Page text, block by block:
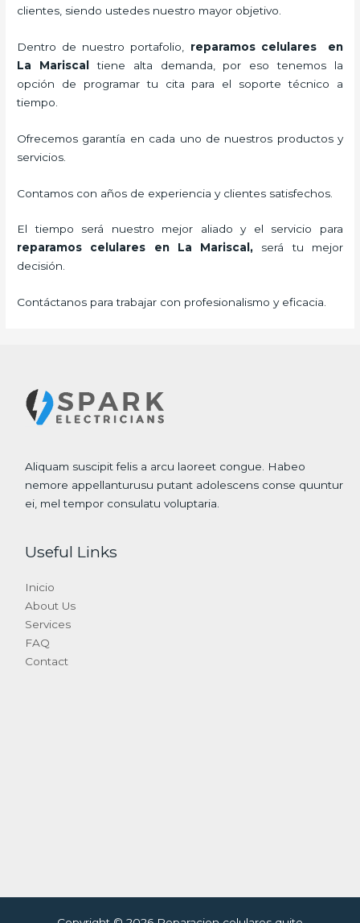
clientes, siendo ustedes nuestro mayor objetivo.
Dentro de nuestro portafolio, reparamos celularesen
La Mariscal
tiene alta demanda, por eso tenemos la
opción de programar tu cita para el soporte técnico a
tiempo.
Ofrecemos garantía en cada uno de nuestros productos y
servicios.
Contamos con años de experiencia y clientes satisfechos.
El tiempo será nuestro mejor aliado y el servicio para
reparamos celulares en La Mariscal, será tu mejor
decisión.
Contáctanos para trabajar con profesionalismo y eficacia.
Aliquam suscipit felis a arcu laoreet congue. Habeo
nemore appellanturusu putant adolescens conse quuntur
ei, mel tempor consulatu voluptaria.
Useful Links
Inicio
About Us
Services
FAQ
Contact